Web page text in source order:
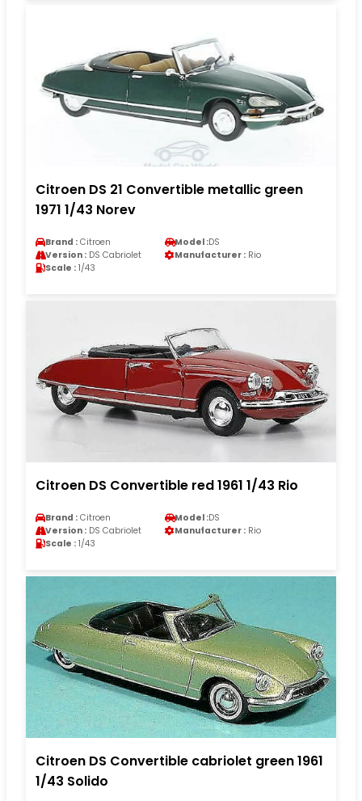
Citroen DS 21 Convertible metallic green
1971 1/43 Norev
Brand : Citroen Model :DS
Version : DS Cabriolet Manufacturer : Rio
Scale : 1/43
Citroen DS Convertible red 1961 1/43 Rio
Brand : Citroen Model :DS
Version : DS Cabriolet Manufacturer : Rio
Scale : 1/43
Citroen DS Convertible cabriolet green 1961
1/43 Solido